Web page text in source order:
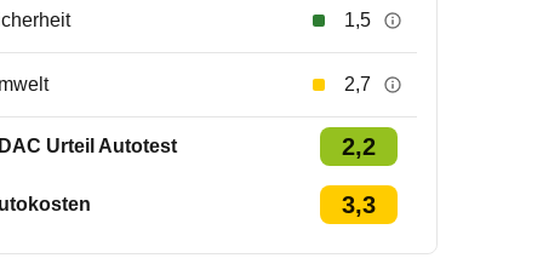
1,5
2,7
Urteil Autotest 2,2
3,3